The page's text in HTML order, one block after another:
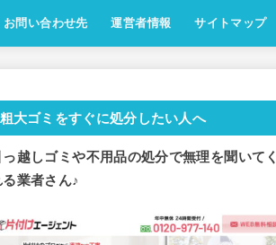
お問い合わせ先 運営者情報 サイトマップ
粗大ゴミをすぐに処分したい人へ
っ越しゴミや不用品の処分で無理を聞いてく
る業者さん♪